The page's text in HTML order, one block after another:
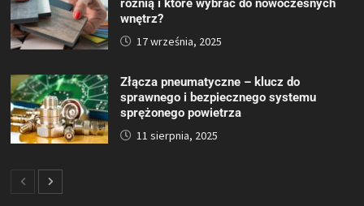
różnią i które wybrać do nowoczesnych
wnętrz?
17 września, 2025
Złącza pneumatyczne – klucz do
sprawnego i bezpiecznego systemu
sprężonego powietrza
11 sierpnia, 2025